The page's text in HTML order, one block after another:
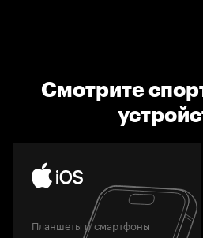
Смотрите
Планшеты и смартфоны